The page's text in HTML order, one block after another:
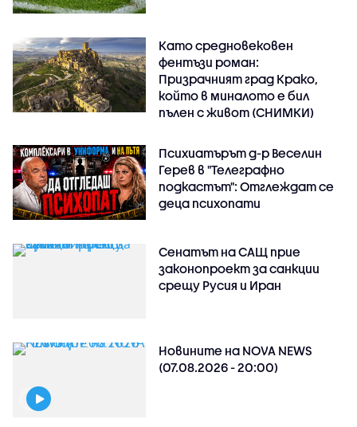
Като средновековен
фентъзи роман:
Призрачният град Крако,
който в миналото е бил
пълен с живот (СНИМКИ)
Психиатърът д-р Веселин
Герев в "Телеграфно
подкастът": Отглеждат се
деца психопати
Сенатът на САЩ прие
законопроект за санкции
срещу Русия и Иран
Новините на NOVA NEWS
(07.08.2026 - 20:00)